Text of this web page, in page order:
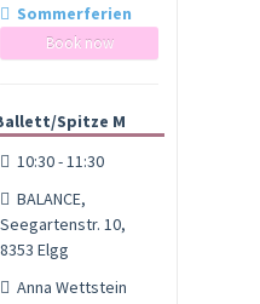
Sommerferien
Book now
Spitze M
10:30 - 11:30
BALANCE,
Seegartenstr. 10,
8353 Elgg
Anna Wettstein